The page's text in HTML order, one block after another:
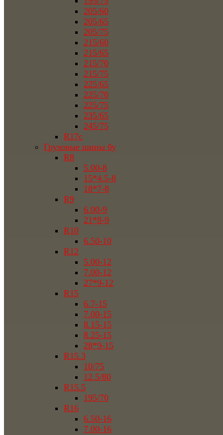
205/60
205/65
205/75
215/60
215/65
215/70
215/75
225/65
225/70
225/75
235/65
245/75
R17c
Грузовые шины бу
R8
5.00-8
15*4.5-8
18*7-8
R9
6.00-9
21*8-9
R10
6.50-10
R12
5.00-12
7.00-12
27*9-12
R15
6.7-15
7.00-15
8.15-15
8.25-15
28*9-15
R15.3
10/75
12.5/80
R15.5
195/70
R16
6.50-16
7.00-16